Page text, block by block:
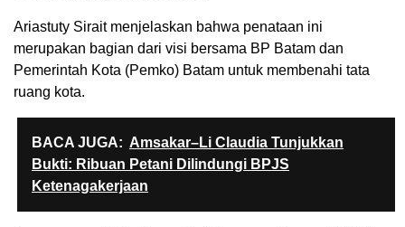
Ariastuty Sirait menjelaskan bahwa penataan ini
merupakan bagian dari visi bersama BP Batam dan
Pemerintah Kota (Pemko) Batam untuk membenahi tata
ruang kota.
BACA JUGA: Amsakar–Li Claudia Tunjukkan
Bukti: Ribuan Petani Dilindungi BPJS
Ketenagakerjaan